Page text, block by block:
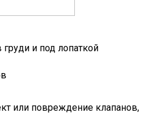
и под лопаткой
или повреждение клапанов,